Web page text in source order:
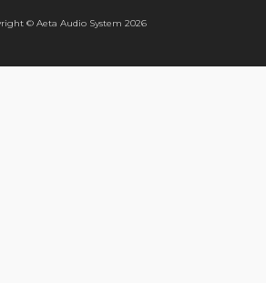
© Aeta Audio System 2026